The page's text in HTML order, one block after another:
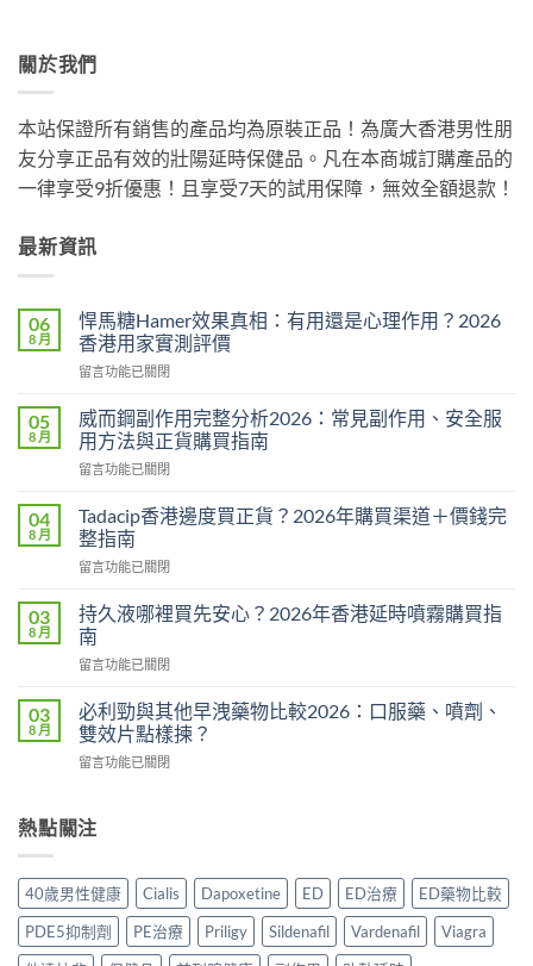
關於我們
本站保證所有銷售的產品均為原裝正品！為廣大香港男性朋
友分享正品有效的壯陽延時保健品。凡在本商城訂購產品的
一律享受9折優惠！且享受7天的試用保障，無效全額退款！
最新資訊
06
8 月
悍馬糖Hamer效果真相：有用還是心理作用？2026
香港用家實測評價
在
馬
糖
Hamer
效
真
相：
有
用
是
心
作
2026
香
港
實
測
價〉
中
留言功能已關閉
05
8 月
威而鋼副作用完整分析2026：常見副作用、安全服
用方法與正貨購買指南
在
而
鋼
副
作
完
整
分
析
常
見
作
全
方
法
與
正
留言功能已關閉
04
8 月
Tadacip香港邊度買正貨？2026年購買渠道＋價錢完
整指南
在
香
港
邊
度
正
貨？
2026
年
渠
價
錢
完
整
留言功能已關閉
03
8 月
持久液哪裡買先安心？2026年香港延時噴霧購買指
南
在
久
液
哪
裡
安
年
香
港
延
留言功能已關閉
03
8 月
必利勁與其他早洩藥物比較2026：口服藥、噴劑、
雙效片點樣揀？
在
勁
與
他
早
洩
藥
物
留言功能已關閉
熱點關注
40歲男性健康 Cialis Dapoxetine ED ED治療
ED藥物比較
PDE5抑制劑
PE治療 Priligy Sildenafil Vardenafil
Viagra